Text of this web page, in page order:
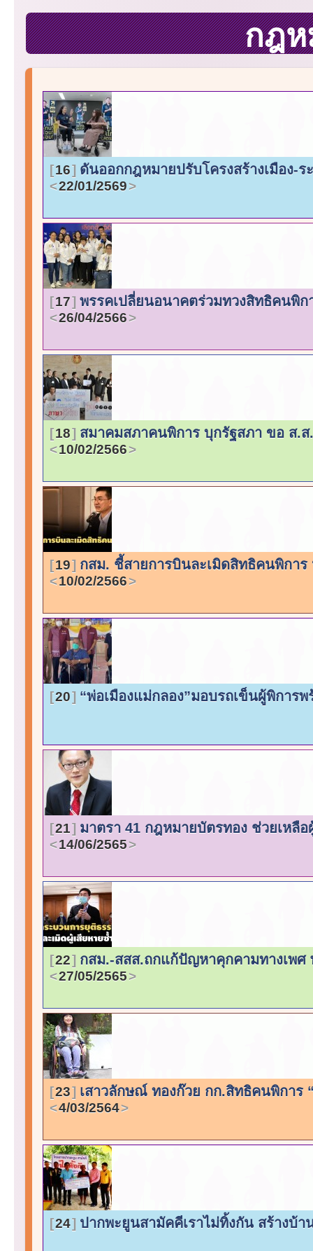
กฎ
16 ดันออกกฎหมายปรับโครงสร้างเมือง-
22/01/2569
17 พรรคเปลี่ยนอนาคตร่วมทวงสิทธิคนพิ
26/04/2566
18 สมาคมสภาคนพิการ บุกรัฐสภา ขอ ส
10/02/2566
19 กสม. ชี้สายการบินละเมิดสิทธิคนพิกา
10/02/2566
20 “พ่อเมืองแม่กลอง”มอบรถเข็นผู้พิการ
21 มาตรา 41 กฎหมายบัตรทอง ช่วยเหลื
14/06/2565
22 กสม.-สสส.ถกแก้ปัญหาคุกคามทางเพ
27/05/2565
23 เสาวลักษณ์ ทองก๊วย กก.สิทธิคนพิกา
4/03/2564
24 ปากพะยูนสามัคคีเราไม่ทิ้งกัน สร้างบ้า